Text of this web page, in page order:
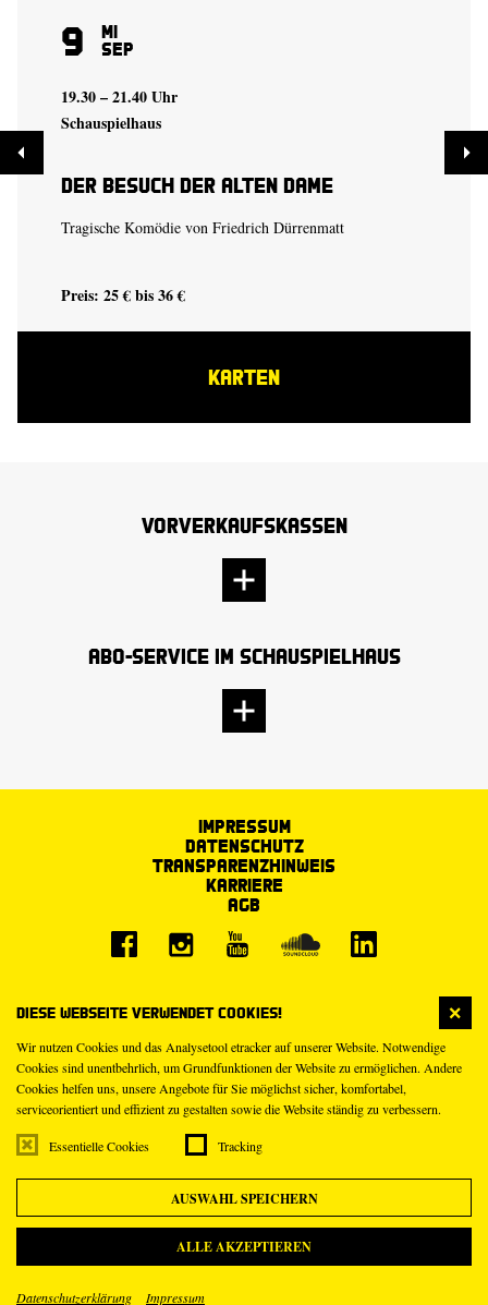
Diese Webseite verwendet Cookies!
Wir nutzen Cookies und das Analysetool etracker auf unserer Website. Notwendige
Cookies sind unentbehrlich, um Grundfunktionen der Website zu ermöglichen. Andere
Cookies helfen uns, unsere Angebote für Sie möglichst sicher, komfortabel,
serviceorientiert und effizient zu gestalten sowie die Website ständig zu verbessern.
Essentielle Cookies Tracking
AUSWAHL SPEICHERN
ALLE AKZEPTIEREN
Datenschutzerklärung Impressum
9 Mi
Sep
19.30 – 21.40 Uhr
Schauspielhaus
Der Besuch der alten Dame
Tragische Komödie von Friedrich Dürrenmatt
Preis: 25 € bis 36 €
KARTEN
Vorverkaufskassen
Abo-Service im Schauspielhaus
Impressum
Datenschutz
Transparenzhinweis
Karriere
AGB